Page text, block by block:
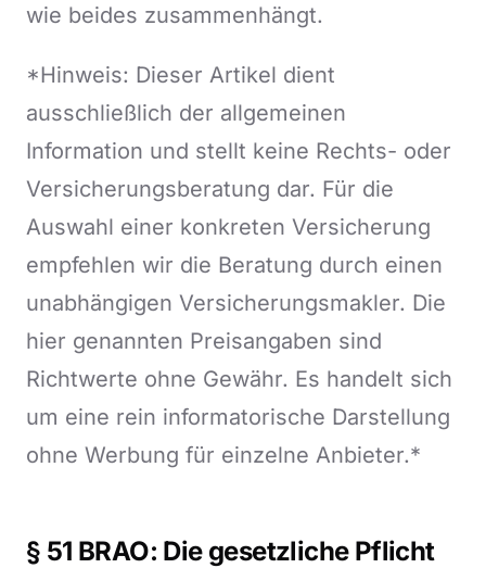
wie beides zusammenhängt.
*Hinweis: Dieser Artikel dient
ausschließlich der allgemeinen
Information und stellt keine Rechts- oder
Versicherungsberatung dar. Für die
Auswahl einer konkreten Versicherung
empfehlen wir die Beratung durch einen
unabhängigen Versicherungsmakler. Die
hier genannten Preisangaben sind
Richtwerte ohne Gewähr. Es handelt sich
um eine rein informatorische Darstellung
ohne Werbung für einzelne Anbieter.*
§ 51 BRAO: Die gesetzliche Pflicht